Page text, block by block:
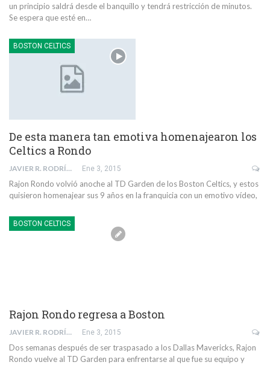
un principio saldrá desde el banquillo y tendrá restricción de minutos.
Se espera que esté en…
BOSTON CELTICS
De esta manera tan emotiva homenajearon los
Celtics a Rondo
JAVIER R. RODRÍGUEZ Ene 3, 2015
Rajon Rondo volvió anoche al TD Garden de los Boston Celtics, y estos
quisieron homenajear sus 9 años en la franquicia con un emotivo vídeo,
BOSTON CELTICS
Rajon Rondo regresa a Boston
JAVIER R. RODRÍGUEZ Ene 3, 2015
Dos semanas después de ser traspasado a los Dallas Mavericks, Rajon
Rondo vuelve al TD Garden para enfrentarse al que fue su equipo y